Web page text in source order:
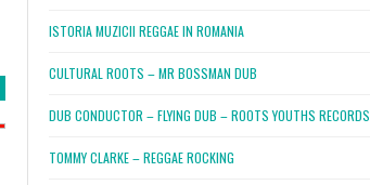
ISTORIA MUZICII REGGAE IN ROMANIA
CULTURAL ROOTS – MR BOSSMAN DUB
DUB CONDUCTOR – FLYING DUB – ROOTS YOUTHS RECORDS
TOMMY CLARKE – REGGAE ROCKING